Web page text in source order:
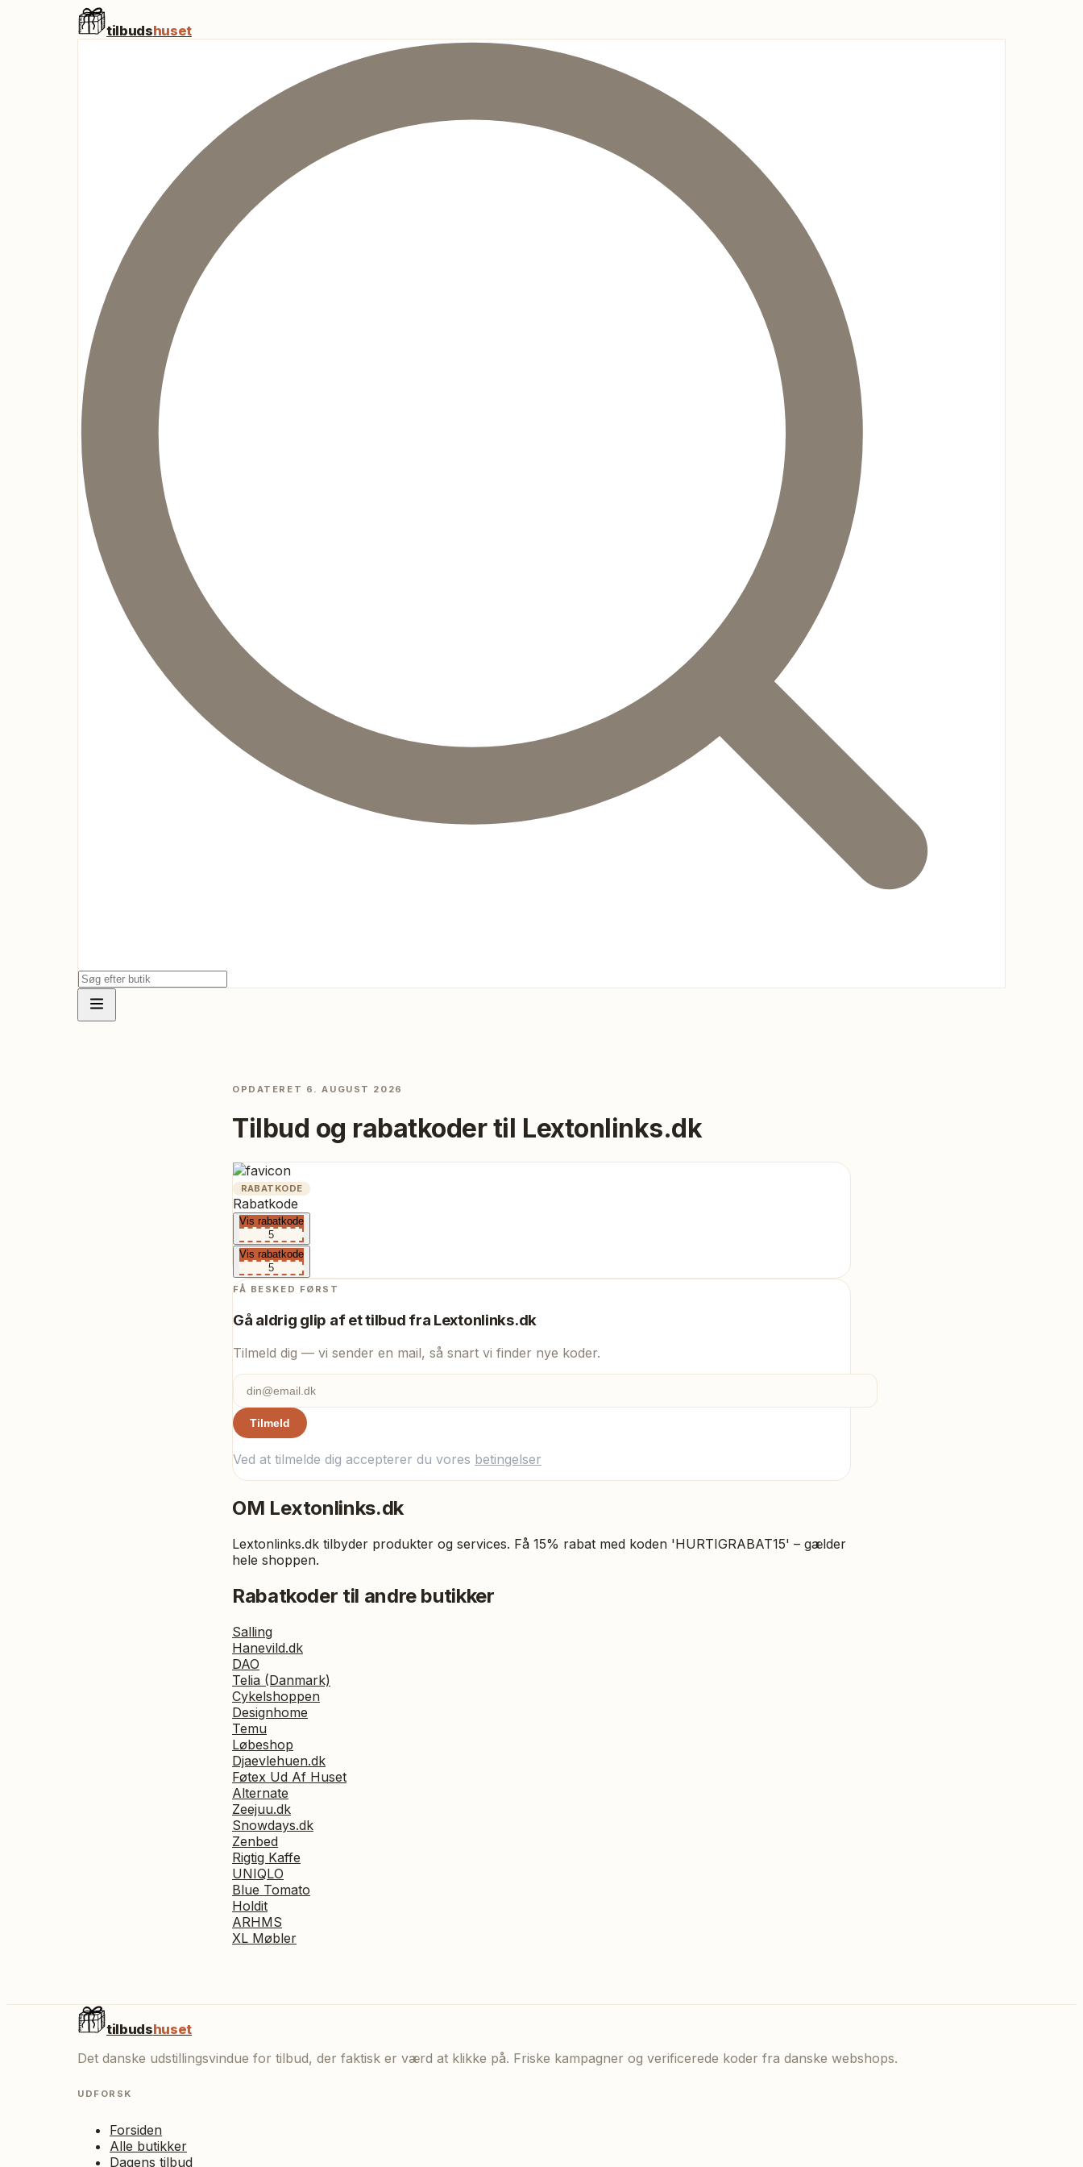
tilbudshuset
OPDATERET 6. AUGUST 2026
Tilbud og rabatkoder til Lextonlinks.dk
RABATKODE
Rabatkode
Vis rabatkode
5
Vis rabatkode
5
FÅ BESKED FØRST
Gå aldrig glip af et tilbud fra Lextonlinks.dk
Tilmeld dig — vi sender en mail, så snart vi finder nye koder.
Tilmeld
Ved at tilmelde dig accepterer du vores betingelser
OM Lextonlinks.dk
Lextonlinks.dk tilbyder produkter og services. Få 15% rabat med koden 'HURTIGRABAT15' – gælder
hele shoppen.
Rabatkoder til andre butikker
Salling
Hanevild.dk
DAO
Telia (Danmark)
Cykelshoppen
Designhome
Temu
Løbeshop
Djaevlehuen.dk
Føtex Ud Af Huset
Alternate
Zeejuu.dk
Snowdays.dk
Zenbed
Rigtig Kaffe
UNIQLO
Blue Tomato
Holdit
ARHMS
XL Møbler
tilbudshuset
Det danske udstillingsvindue for tilbud, der faktisk er værd at klikke på. Friske kampagner og verificerede koder fra danske webshops.
UDFORSK
Forsiden
Alle butikker
Dagens tilbud